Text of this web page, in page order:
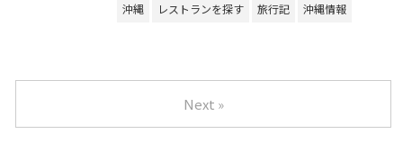
沖縄 レストランを探す 旅行記 沖縄情報
Next »